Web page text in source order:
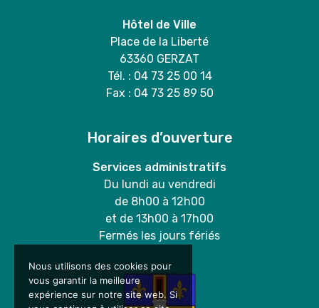
Hôtel de Ville
Place de la Liberté
63360 GERZAT
Tél. : 04 73 25 00 14
Fax : 04 73 25 89 50
Horaires d’ouverture
Services administratifs
Du lundi au vendredi
de 8h00 à 12h00
et de 13h00 à 17h00
Fermés les jours fériés
Nous utilisons des cookies pour
vous garantir la meilleure
expérience sur notre site web. Si